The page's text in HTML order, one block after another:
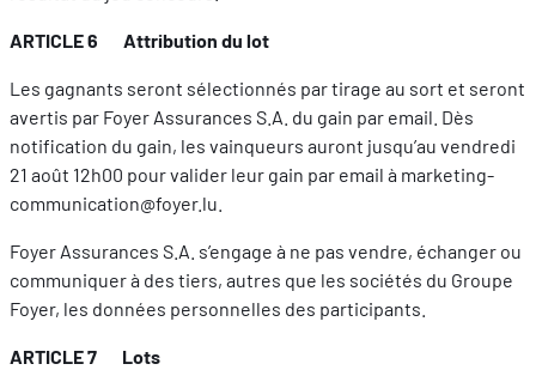
ARTICLE 6 Attribution du lot
Les gagnants seront sélectionnés par tirage au sort et seront
avertis par Foyer Assurances S.A. du gain par email. Dès
notification du gain, les vainqueurs auront jusqu’au vendredi
21 août 12h00 pour valider leur gain par email à marketing-
communication@foyer.lu.
Foyer Assurances S.A. s’engage à ne pas vendre, échanger ou
communiquer à des tiers, autres que les sociétés du Groupe
Foyer, les données personnelles des participants.
ARTICLE 7 Lots